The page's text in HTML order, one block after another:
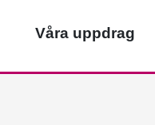
Våra uppdrag